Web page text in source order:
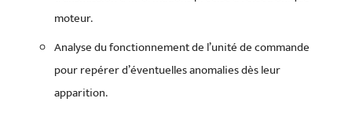
moteur.
Analyse du fonctionnement de l’unité de commande
pour repérer d’éventuelles anomalies dès leur
apparition.